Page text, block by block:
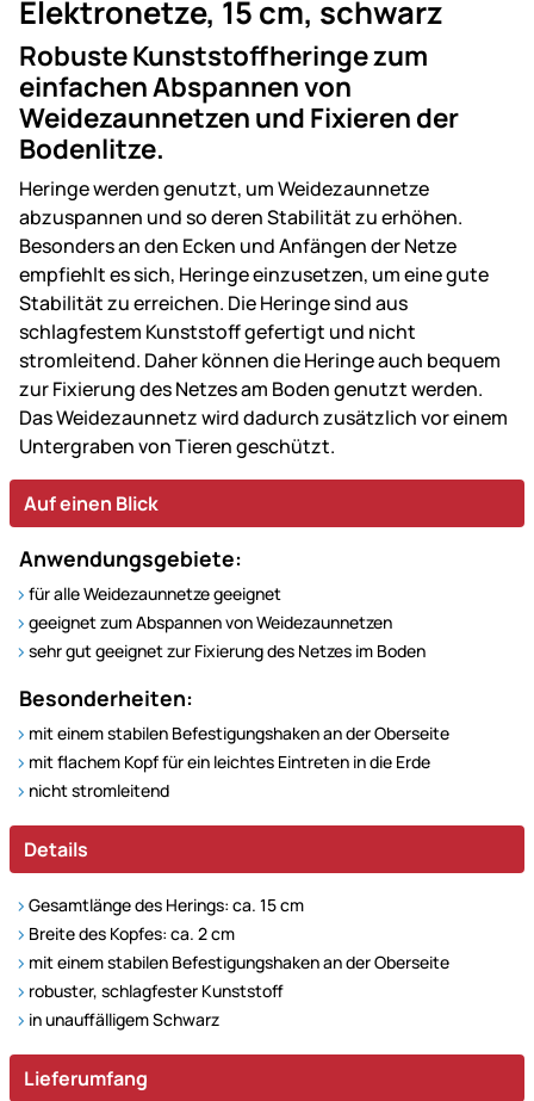
Elektronetze, 15 cm, schwarz
Robuste Kunststoffheringe zum
einfachen Abspannen von
Weidezaunnetzen und Fixieren der
Bodenlitze.
Heringe werden genutzt, um Weidezaunnetze
abzuspannen und so deren Stabilität zu erhöhen.
Besonders an den Ecken und Anfängen der Netze
empfiehlt es sich, Heringe einzusetzen, um eine gute
Stabilität zu erreichen. Die Heringe sind aus
schlagfestem Kunststoff gefertigt und nicht
stromleitend. Daher können die Heringe auch bequem
zur Fixierung des Netzes am Boden genutzt werden.
Das Weidezaunnetz wird dadurch zusätzlich vor einem
Untergraben von Tieren geschützt.
Auf einen Blick
Anwendungsgebiete:
für alle Weidezaunnetze geeignet
geeignet zum Abspannen von Weidezaunnetzen
sehr gut geeignet zur Fixierung des Netzes im Boden
Besonderheiten:
mit einem stabilen Befestigungshaken an der Oberseite
mit flachem Kopf für ein leichtes Eintreten in die Erde
nicht stromleitend
Details
Gesamtlänge des Herings: ca. 15 cm
Breite des Kopfes: ca. 2 cm
mit einem stabilen Befestigungshaken an der Oberseite
robuster, schlagfester Kunststoff
in unauffälligem Schwarz
Lieferumfang